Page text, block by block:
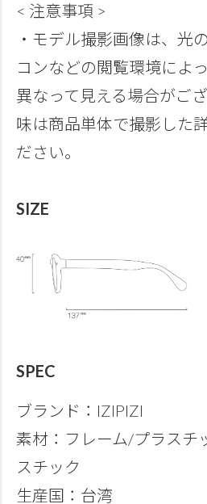
< 注意事項 >
・モデル撮影画像は、光
コンなどの閲覧環境によ
異なって見える場合がご
味は商品単体で撮影した
ださい。
SIZE
SPEC
ブランド：IZIPIZI
素材：フレーム/プラスチ
スチック
生産国：台湾